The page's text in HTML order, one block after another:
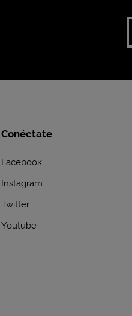
Conéctate
Facebook
Instagram
Twitter
Youtube